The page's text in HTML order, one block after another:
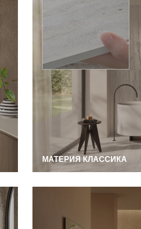
МАТЕРИЯ КЛАССИКА